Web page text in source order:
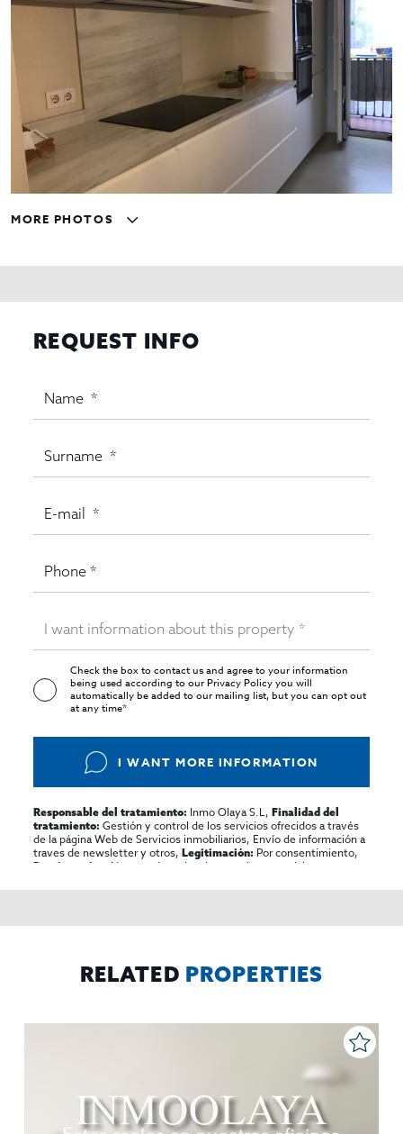
MORE PHOTOS
REQUEST INFO
Check the box to contact us and agree to your information
being used according to ourPrivacy Policyyou will
automatically be added to our mailing list, but you can opt out
at any time*
I WANT MORE INFORMATION
Responsable del tratamiento: Inmo Olaya S.L,Finalidad del
tratamiento: Gestión y control de los servicios ofrecidos a través
de la página Web de Servicios inmobiliarios, Envío de información a
traves de newsletter y otros,Legitimación: Por consentimiento,
Destinatarios:
No se cederan los datos, salvo para elaborar
rectificar y suprimir los datos, solicitar la portabilidad de los
RELATED PROPERTIES